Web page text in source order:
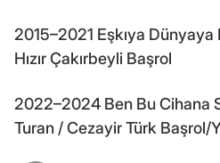
2015–2021 Eşkıya
Hızır Çakırbeyli Başrol
2022–2024 Ben Bu Cihana
Turan / Cezayir Türk Başrol/